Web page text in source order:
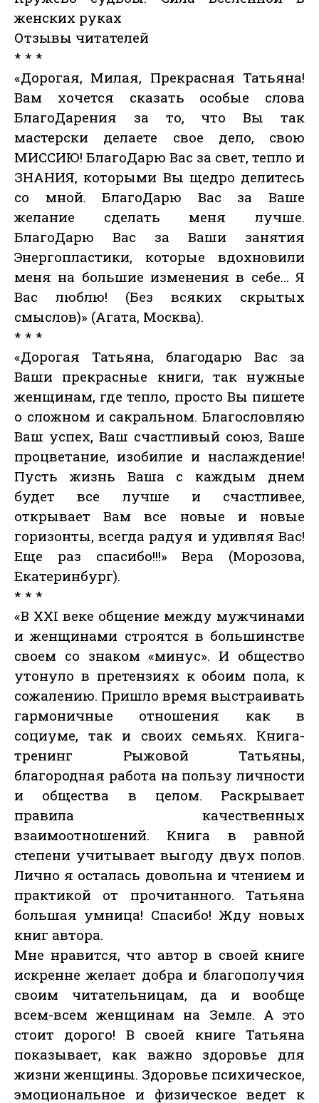
женских руках
Отзывы читателей
* * *
«Дорогая, Милая, Прекрасная Татьяна!
Вам хочется сказать особые слова
БлагоДарения за то, что Вы так
мастерски делаете свое дело, свою
МИССИЮ! БлагоДарю Вас за свет, тепло и
ЗНАНИЯ, которыми Вы щедро делитесь
со мной. БлагоДарю Вас за Ваше
желание сделать меня лучше.
БлагоДарю Вас за Ваши занятия
Энергопластики, которые вдохновили
меня на большие изменения в себе… Я
Вас люблю! (Без всяких скрытых
смыслов)» (Агата, Москва).
* * *
«Дорогая Татьяна, благодарю Вас за
Ваши прекрасные книги, так нужные
женщинам, где тепло, просто Вы пишете
о сложном и сакральном. Благословляю
Ваш успех, Ваш счастливый союз, Ваше
процветание, изобилие и наслаждение!
Пусть жизнь Ваша с каждым днем
будет все лучше и счастливее,
открывает Вам все новые и новые
горизонты, всегда радуя и удивляя Вас!
Еще раз спасибо!!!» Вера (Морозова,
Екатеринбург).
* * *
«В ХХI веке общение между мужчинами
и женщинами строятся в большинстве
своем со знаком «минус». И общество
утонуло в претензиях к обоим пола, к
сожалению. Пришло время выстраивать
гармоничные отношения как в
социуме, так и своих семьях. Книга-
тренинг Рыжовой Татьяны,
благородная работа на пользу личности
и общества в целом. Раскрывает
правила качественных
взаимоотношений. Книга в равной
степени учитывает выгоду двух полов.
Лично я осталась довольна и чтением и
практикой от прочитанного. Татьяна
большая умница! Спасибо! Жду новых
книг автора.
Мне нравится, что автор в своей книге
искренне желает добра и благополучия
своим читательницам, да и вообще
всем-всем женщинам на Земле. А это
стоит дорого! В своей книге Татьяна
показывает, как важно здоровье для
жизни женщины. Здоровье психическое,
эмоциональное и физическое ведет к